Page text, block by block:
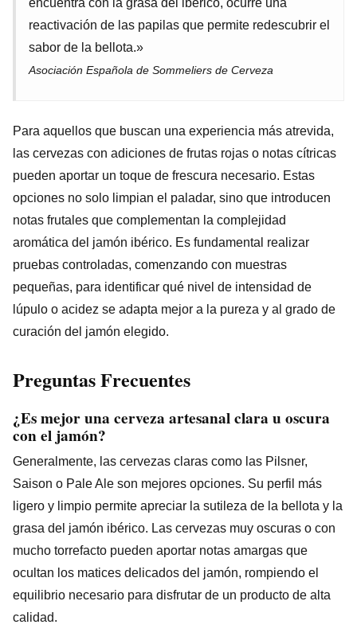
reactivación de las papilas que permite redescubrir el
sabor de la bellota.»
Asociación Española de Sommeliers de Cerveza
Para aquellos que buscan una experiencia más atrevida,
las cervezas con adiciones de frutas rojas o notas cítricas
pueden aportar un toque de frescura necesario. Estas
opciones no solo limpian el paladar, sino que introducen
notas frutales que complementan la complejidad
aromática del jamón ibérico. Es fundamental realizar
pruebas controladas, comenzando con muestras
pequeñas, para identificar qué nivel de intensidad de
lúpulo o acidez se adapta mejor a la pureza y al grado de
curación del jamón elegido.
Preguntas Frecuentes
¿Es mejor una cerveza artesanal clara u oscura
con el jamón?
Generalmente, las cervezas claras como las Pilsner,
Saison o Pale Ale son mejores opciones. Su perfil más
ligero y limpio permite apreciar la sutileza de la bellota y la
grasa del jamón ibérico. Las cervezas muy oscuras o con
mucho torrefacto pueden aportar notas amargas que
ocultan los matices delicados del jamón, rompiendo el
equilibrio necesario para disfrutar de un producto de alta
calidad.